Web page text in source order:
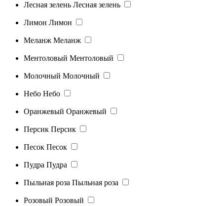
Лесная зелень Лесная зелень
Лимон Лимон
Меланж Меланж
Ментоловый Ментоловый
Молочный Молочный
Небо Небо
Оранжевый Оранжевый
Персик Персик
Песок Песок
Пудра Пудра
Пыльная роза Пыльная роза
Розовый Розовый